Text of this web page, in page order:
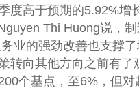
度高于预期的5.92%增
Thi Huong说，制
业的强劲改善也支撑
转向其他方向之前有
个基点，至6%，但